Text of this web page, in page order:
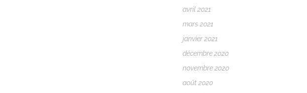
avril 2021
mars 2021
janvier 2021
décembre 2020
novembre 2020
août 2020